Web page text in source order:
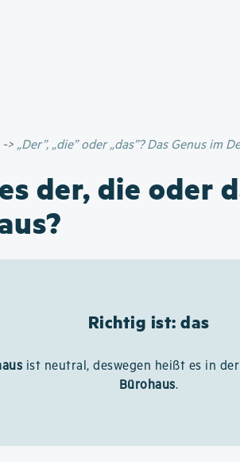
„Der”, „die” oder „das”? Das Genus im
der, die oder
Richtig ist: das
ist neutral, deswegen heißt es in
Bürohaus.